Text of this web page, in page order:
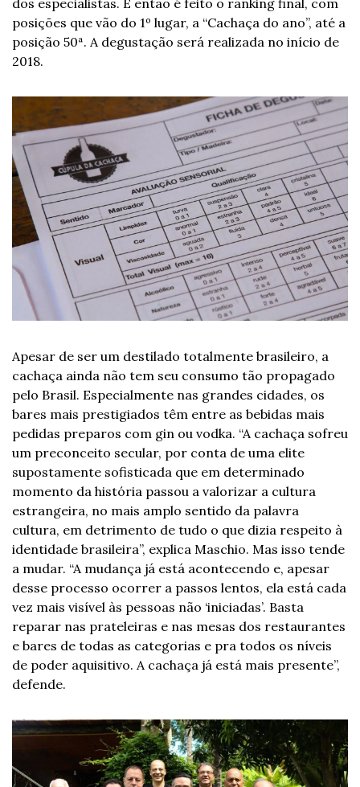
dos especialistas. E então é feito o ranking final, com
posições que vão do 1º lugar, a “Cachaça do ano”, até a
posição 50ª. A degustação será realizada no início de
2018.
Apesar de ser um destilado totalmente brasileiro, a
cachaça ainda não tem seu consumo tão propagado
pelo Brasil. Especialmente nas grandes cidades, os
bares mais prestigiados têm entre as bebidas mais
pedidas preparos com gin ou vodka. “A cachaça sofreu
um preconceito secular, por conta de uma elite
supostamente sofisticada que em determinado
momento da história passou a valorizar a cultura
estrangeira, no mais amplo sentido da palavra
cultura, em detrimento de tudo o que dizia respeito à
identidade brasileira”, explica Maschio. Mas isso tende
a mudar. “A mudança já está acontecendo e, apesar
desse processo ocorrer a passos lentos, ela está cada
vez mais visível às pessoas não ‘iniciadas’. Basta
reparar nas prateleiras e nas mesas dos restaurantes
e bares de todas as categorias e pra todos os níveis
de poder aquisitivo. A cachaça já está mais presente”,
defende.